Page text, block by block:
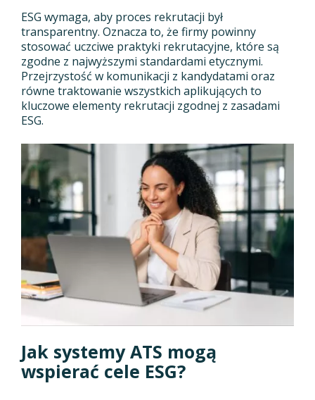
ESG wymaga, aby proces rekrutacji był
transparentny. Oznacza to, że firmy powinny
stosować uczciwe praktyki rekrutacyjne, które są
zgodne z najwyższymi standardami etycznymi.
Przejrzystość w komunikacji z kandydatami oraz
równe traktowanie wszystkich aplikujących to
kluczowe elementy rekrutacji zgodnej z zasadami
ESG.
Jak systemy ATS mogą
wspierać cele ESG?